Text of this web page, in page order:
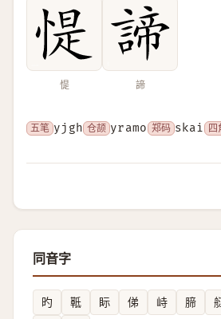
惿 諦
五笔 yjgh 仓颉 yramo 郑码 skai 四
同音字
旳 䩚 眎 俤 峙 腣